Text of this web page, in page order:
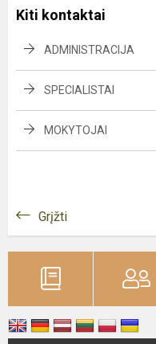
Kiti kontaktai
ADMINISTRACIJA
SPECIALISTAI
MOKYTOJAI
Grįžti